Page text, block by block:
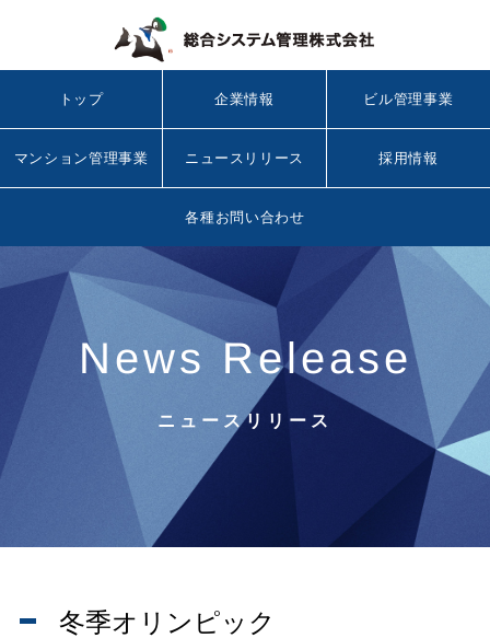
トップ 企業情報 ビル管理事業
マンション管理事業 ニュースリリース 採用情報
各種お問い合わせ
News Release
ニュースリリース
冬季オリンピック